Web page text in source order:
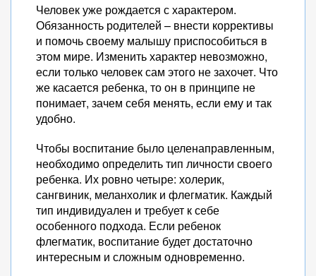
Человек уже рождается с характером.
Обязанность родителей – внести коррективы
и помочь своему малышу приспособиться в
этом мире. Изменить характер невозможно,
если только человек сам этого не захочет. Что
же касается ребенка, то он в принципе не
понимает, зачем себя менять, если ему и так
удобно.
Чтобы воспитание было целенаправленным,
необходимо определить тип личности своего
ребенка. Их ровно четыре: холерик,
сангвиник, меланхолик и флегматик. Каждый
тип индивидуален и требует к себе
особенного подхода. Если ребенок
флегматик, воспитание будет достаточно
интересным и сложным одновременно.